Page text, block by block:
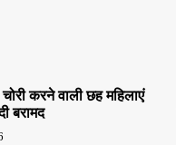
करने वाली छह महिलाएं
बरामद